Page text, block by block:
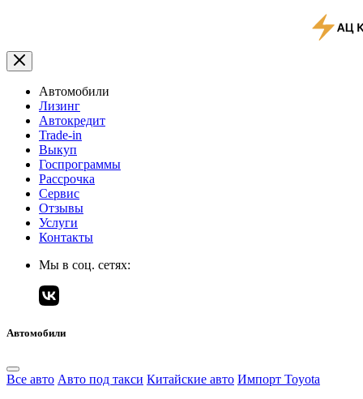
Автомобили
Лизинг
Автокредит
Trade-in
Выкуп
Госпрограммы
Рассрочка
Сервис
Отзывы
Услуги
Контакты
Мы в соц. сетях:
Автомобили
Все авто Авто под такси Китайские авто Импорт Toyota